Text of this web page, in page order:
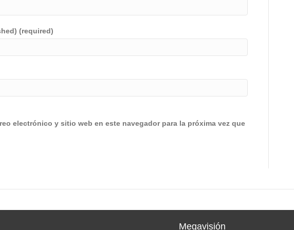
(required)
electrónico y sitio web en este navegador para la próxima vez que
Megavisión